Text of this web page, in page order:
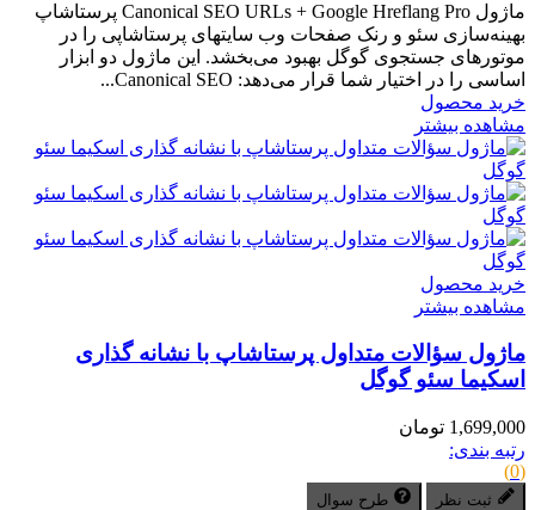
ماژول Canonical SEO URLs + Google Hreflang Pro پرستاشاپ
بهینه‌سازی سئو و رنک صفحات وب سایتهای پرستاشاپی را در
موتورهای جستجوی گوگل بهبود می‌بخشد. این ماژول دو ابزار
اساسی را در اختیار شما قرار می‌دهد: Canonical SEO...
خرید محصول
مشاهده بیشتر
خرید محصول
مشاهده بیشتر
ماژول سؤالات متداول پرستاشاپ با نشانه گذاری
اسکیما سئو گوگل
1,699,000 تومان
رتبه بندی:
(0)
ثبت نظر طرح سوال